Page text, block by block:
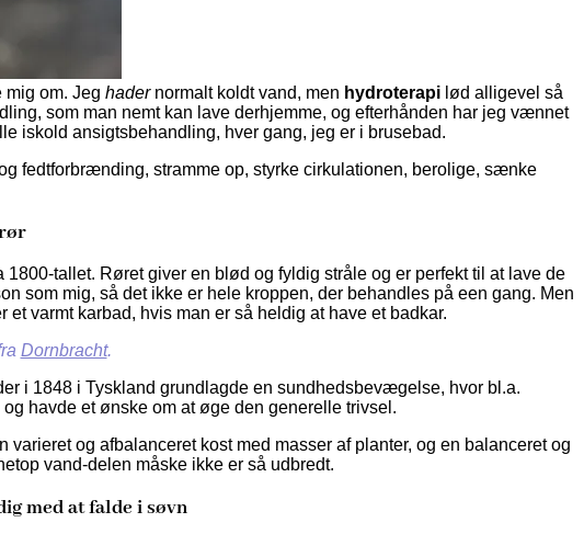
om. Jeg hadernormalt koldt vand, men hydroterapi lød alligevel så
som man nemt kan lave derhjemme, og efterhånden har jeg vænnet
iskold ansigtsbehandling, hver gang, jeg er i brusebad.
fedtforbrænding, stramme op, styrke cirkulationen, berolige, sænke
1800-tallet. Røret giver en blød og fyldig stråle og er perfekt til at lave de
som mig, så det ikke er hele kroppen, der behandles på een gang. Men
varmt karbad, hvis man er så heldig at have et badkar.
Dornbracht.
i 1848 i Tyskland grundlagde en sundhedsbevægelse, hvor bl.a.
og havde et ønske om at øge den generelle trivsel.
varieret og afbalanceret kost med masser af planter, og en balanceret og
vand-delen måske ikke er så udbredt.
med at falde i søvn